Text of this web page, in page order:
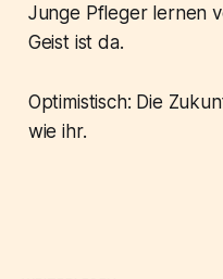
Junge Pfleger lernen
Geist ist da.
Optimistisch: Die
wie ihr.